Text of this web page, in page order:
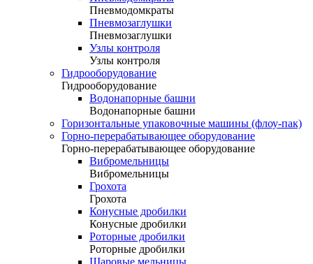
Пневмодомкраты
Пневмозаглушки
Пневмозаглушки
Узлы контроля
Узлы контроля
Гидрооборудование
Гидрооборудование
Водонапорные башни
Водонапорные башни
Горизонтальные упаковочные машины (флоу-пак)
Горно-перерабатывающее оборудование
Горно-перерабатывающее оборудование
Вибромельницы
Вибромельницы
Грохота
Грохота
Конусные дробилки
Конусные дробилки
Роторные дробилки
Роторные дробилки
Шаровые мельницы